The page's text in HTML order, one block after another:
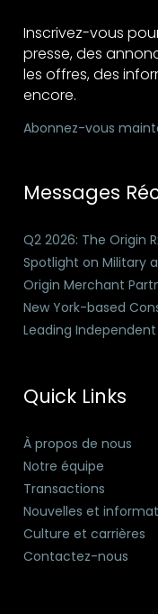
Inscrivez-vous
presse, des
les offres, des
encore.
Abonnez-vous
Messages
Q2 2026: The Origin
Spotlight on Military
Origin Merchant
New York-based
Leading
Quick Links
À propos de nous
Notre équipe
Transactions
Nouvelles et
Culture et carrières
Contactez-nous